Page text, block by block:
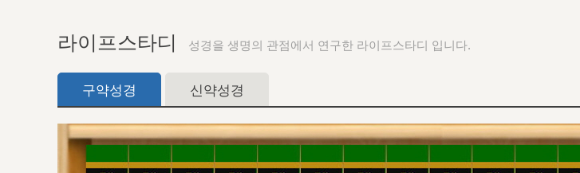
라이프스타디 성경을 생명의 관점에서 연구한 라이프스타디 입니다.
구약성경 신약성경